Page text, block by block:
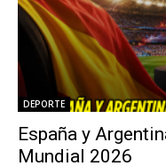
DEPORTE
España y
Mundial 2026